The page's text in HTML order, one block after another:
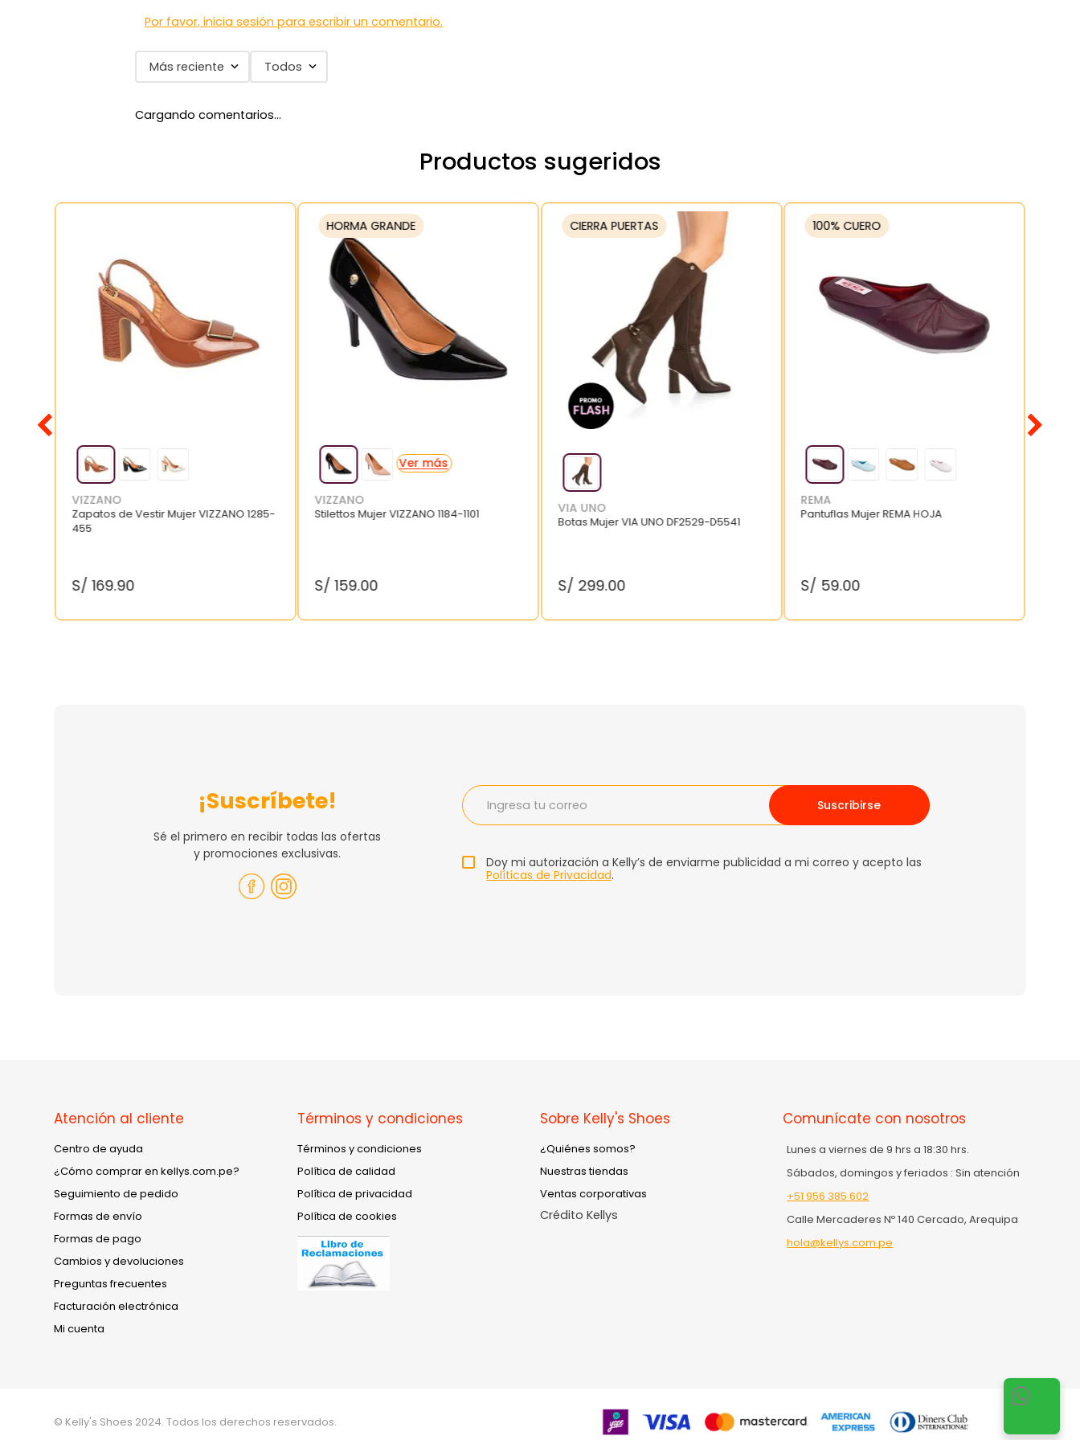
Por favor, inicia sesión para escribir un comentario.
Más reciente Todos
Cargando comentarios…
Productos sugeridos
VIZZANO
Zapatos de Vestir Mujer VIZZANO 1285-
455
S/ 169.90
HORMA GRANDE
VIZZANO
Stilettos Mujer VIZZANO 1184-1101
S/ 159.00
CIERRA PUERTAS
VIA UNO
Botas Mujer VIA UNO DF2529-D5541
S/ 299.00
100% CUERO
REMA
Pantuflas Mujer REMA HOJA
S/ 59.00
¡Suscríbete!
Sé el primero en recibir todas las ofertas
y promociones exclusivas.
Suscribirse
Doy mi autorización a Kelly’s de enviarme publicidad a mi correo y acepto las
Políticas de Privacidad.
Atención al cliente
Centro de ayuda
¿Cómo comprar en kellys.com.pe?
Seguimiento de pedido
Formas de envío
Formas de pago
Cambios y devoluciones
Preguntas frecuentes
Facturación electrónica
Mi cuenta
Términos y condiciones
Términos y condiciones
Política de calidad
Política de privacidad
Política de cookies
Sobre Kelly's Shoes
¿Quiénes somos?
Nuestras tiendas
Ventas corporativas
Crédito Kellys
Comunícate con nosotros
Lunes a viernes de 9 hrs a 18:30 hrs.
Sábados, domingos y feriados : Sin atención
+51 956 385 602
Calle Mercaderes Nº 140 Cercado, Arequipa
hola@kellys.com.pe
© Kelly's Shoes 2024. Todos los derechos reservados.